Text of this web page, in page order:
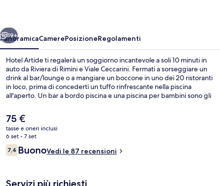
Avanti
19+
PanoramicaCamerePosizioneRegolamenti
Hotel Artide ti regalerà un soggiorno incantevole a soli 10 minuti in
auto da Riviera di Rimini e Viale Ceccarini. Fermati a sorseggiare un
drink al bar/lounge o a mangiare un boccone in uno dei 20 ristoranti
in loco, prima di concederti un tuffo rinfrescante nella piscina
all'aperto. Un bar a bordo piscina e una piscina per bambini sono gli
Il
prezzo
attuale
è
75 €
75 €
tasse e oneri inclusi
6 set - 7 set
Recensioni
7,47,4 su 10
BuonoVedi le 87 recensioni
Servizi più richiesti